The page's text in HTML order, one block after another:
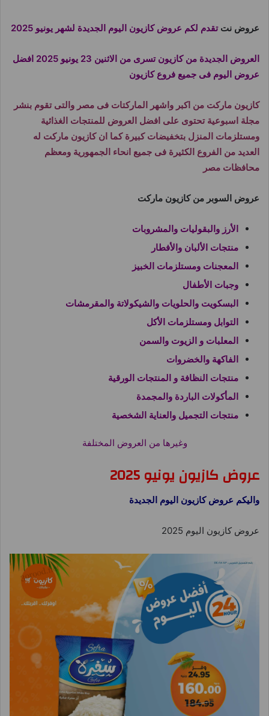
عروض نتتقدم لكم عروض كازيون اليوم الجديدة لشهر يونيو 2025
العروض الجديدة من كازيون تسرى من الاثنين 23 يونيو 2025 افضل
عروض اليوم فى جميع فروع كازيون
كازيون ماركت من اكبر واشهر الماركتات فى مصر والتى تقوم بنشر
مجلة اسبوعية تحتوى على افضل العروض للمنتجات الغذائية
ومستلزمات المنزل بتخفيضات كبيرة كما ان كازيون ماركت له
العديد من الفروع الكثيرة فى جميع انحاء الجمهورية ومعظم
محافظات مصر
عروض السوبر من كازيون ماركت
الأرز والبقوليات والمشروبات
منتجات الألبان والأفطار
المعجنات ومستلزمات الخبيز
وجبات الأطفال
البسكويت والحلويات والشيكولاتة والمقرمشات
التوابل ومستلزمات الأكل
المعلبات و الزيوت والسمن
الفاكهة والخضروات
منتجات النظافة و المنتجات الورقية
المأكولات الباردة والمجمدة
منتجات التجميل والعناية الشخصية
وغيرها من العروض المختلفة
عروض كازيون يونيو 2025
واليكم عروض كازيون اليوم الجديدة
عروض كازيون اليوم 2025